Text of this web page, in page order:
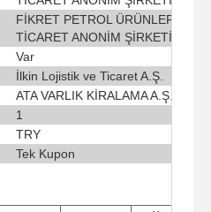
FİKRET PETROL ÜRÜNLERİ
TİCARET ANONİM ŞİRKETİ
Var
İlkin Lojistik ve Ticaret A.Ş.
ATA VARLIK KİRALAMA A.Ş.
1
TRY
Tek Kupon